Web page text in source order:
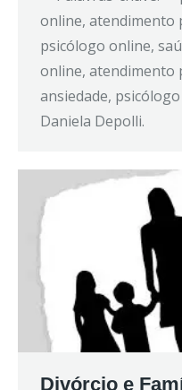
online, atendimento
psicólogo online,
online, atendimento
ansiedade,
Daniela Depolli.
Divórcio e